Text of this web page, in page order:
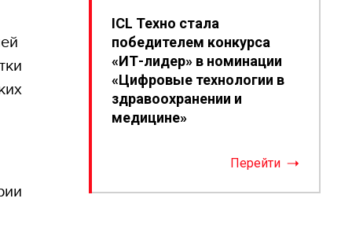
ICL Техно стала
победителем конкурса
«ИТ-лидер» в номинации
«Цифровые технологии в
здравоохранении и
медицине»
Перейти